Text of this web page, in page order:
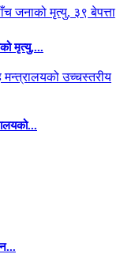
मृत्यु,...